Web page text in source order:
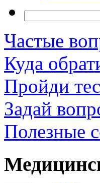
Частые
Куда
Пройди
Задай
Полезные